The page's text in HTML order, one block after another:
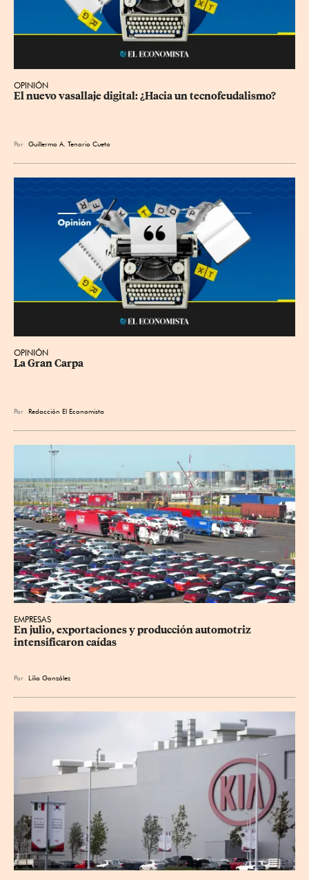
OPINIÓN
El nuevo vasallaje digital: ¿Hacia un tecnofeudalismo?
Por Guillermo A. Tenorio Cueto
OPINIÓN
La Gran Carpa
Por Redacción El Economista
EMPRESAS
En julio, exportaciones y producción automotriz
intensificaron caídas
Por Lilia González